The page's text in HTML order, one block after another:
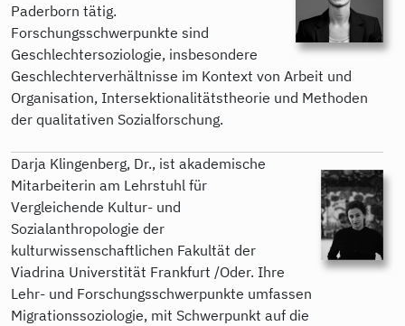
Paderborn tätig.
Forschungsschwerpunkte sind
Geschlechtersoziologie, insbesondere
Geschlechterverhältnisse im Kontext von Arbeit und
Organisation, Intersektionalitätstheorie und Methoden
der qualitativen Sozialforschung.
Darja Klingenberg, Dr., ist akademische
Mitarbeiterin am Lehrstuhl für
Vergleichende Kultur- und
Sozialanthropologie der
kulturwissenschaftlichen Fakultät der
Viadrina Universtität Frankfurt /Oder. Ihre
Lehr- und Forschungsschwerpunkte umfassen
Migrationssoziologie, mit Schwerpunkt auf die